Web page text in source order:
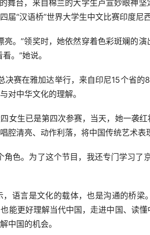
台，来自棉兰的大学生卢宣妙眼神坚
“汉语桥”世界大学生中文比赛印度尼
”领奖时，她依然穿着色彩斑斓的演
。”她说。
赛在雅加达举行，来自印尼15个省的
对中华文化的理解。
生已是第四次参赛，当天，她一袭红
腔清亮、动作利落，将中国传统艺术表
。为了这个节目，我还专门学习了京
言是文化的载体，也是沟通的桥梁
能更好理解当代中国，走进中国、读
中国的机会。